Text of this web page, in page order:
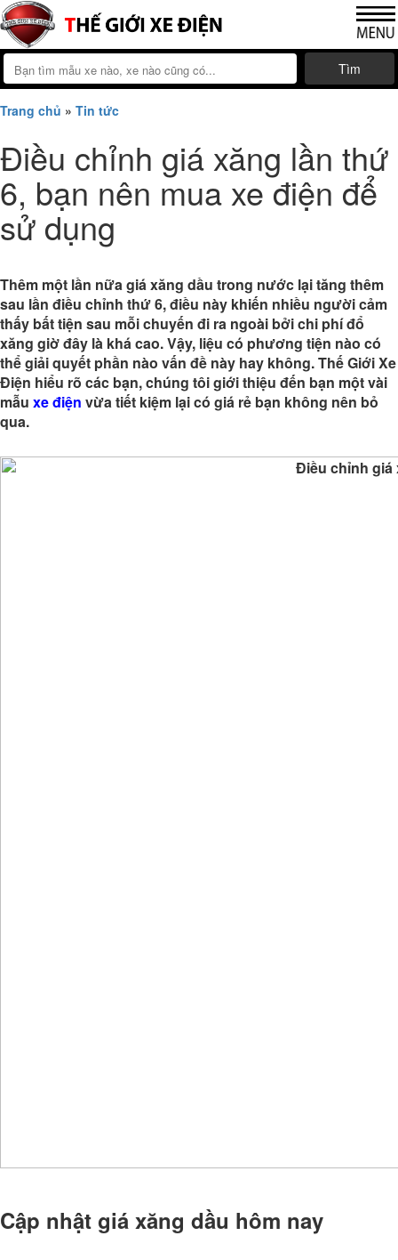
Tìm
Trang chủ » Tin tức
Điều chỉnh giá xăng lần thứ
6, bạn nên mua xe điện để
sử dụng
Thêm một lần nữa giá xăng dầu trong nước lại tăng thêm
sau lần điều chỉnh thứ 6, điều này khiến nhiều người cảm
thấy bất tiện sau mỗi chuyến đi ra ngoài bởi chi phí đổ
xăng giờ đây là khá cao. Vậy, liệu có phương tiện nào có
thể giải quyết phần nào vấn đề này hay không. Thế Giới Xe
Điện hiểu rõ các bạn, chúng tôi giới thiệu đến bạn một vài
mẫu xe điện vừa tiết kiệm lại có giá rẻ bạn không nên bỏ
qua.
Cập nhật giá xăng dầu hôm nay